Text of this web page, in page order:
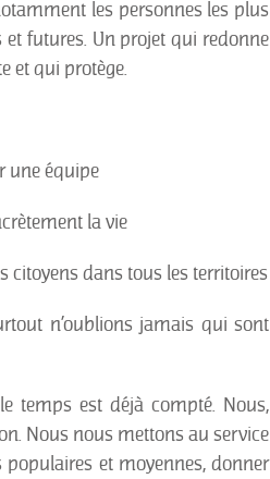
les personnes les plus
futures. Un projet qui redonne
et qui protège.
une équipe
la vie
citoyens dans tous les territoires
n’oublions jamais qui sont
temps est déjà compté. Nous,
Nous nous mettons au service
et moyennes, donner